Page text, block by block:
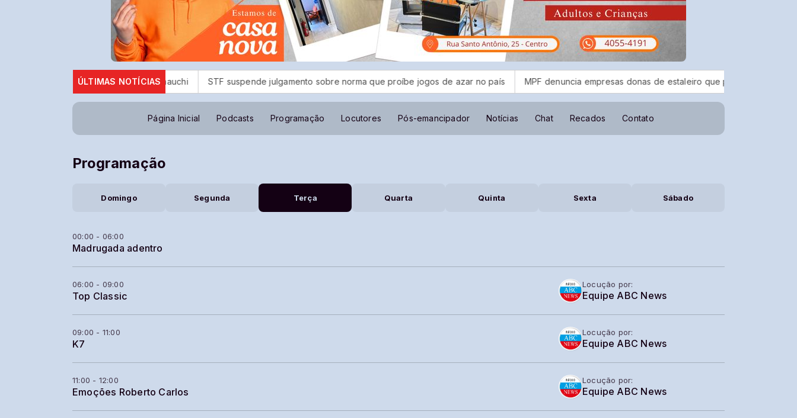
ÚLTIMAS NOTÍCIAS
do prefeito Taka Yamauchi STF suspende julgamento sobre norma que proíbe jogos de azar no país MPF denuncia empresas donas de estaleiro que poluiu Baía de Guanabara
Página Inicial Podcasts Programação Locutores Pós-emancipador Notícias Chat Recados Contato
Programação
Domingo Segunda Terça Quarta Quinta Sexta Sábado
00:00 - 06:00
Madrugada adentro
06:00 - 09:00
Top Classic
Locução por:
Equipe ABC News
09:00 - 11:00
K7
Locução por:
Equipe ABC News
11:00 - 12:00
Emoções Roberto Carlos
Locução por:
Equipe ABC News